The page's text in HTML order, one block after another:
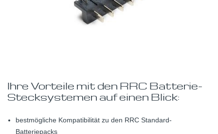
Ihre Vorteile mit den RRC Batterie-
Stecksystemen auf einen Blick:
bestmögliche Kompatibilität zu den RRC Standard-
Batteriepacks